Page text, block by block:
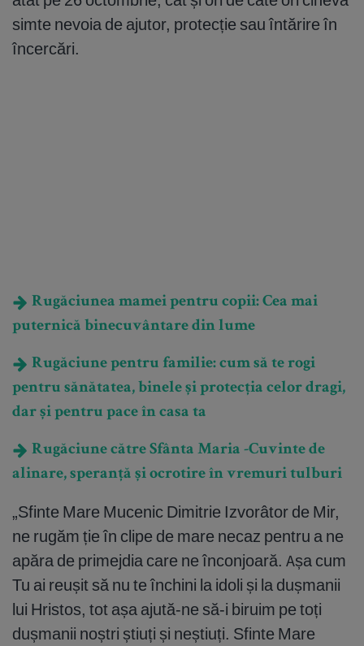
simte nevoia de ajutor, protecție sau întărire în
încercări.
Rugăciunea mamei pentru copii: Cea mai
puternică binecuvântare din lume
Rugăciune pentru familie: cum să te rogi
pentru sănătatea, binele și protecția celor dragi,
dar și pentru pace în casa ta
Rugăciune către Sfânta Maria -Cuvinte de
alinare, speranță și ocrotire în vremuri tulburi
„Sfinte Mare Mucenic Dimitrie Izvorâtor de Mir,
ne rugăm ție în clipe de mare necaz pentru a ne
apăra de primejdia care ne înconjoară. Așa cum
Tu ai reușit să nu te închini la idoli și la dușmanii
lui Hristos, tot așa ajută-ne să-i biruim pe toți
dușmanii noștri știuți și neștiuți. Sfinte Mare